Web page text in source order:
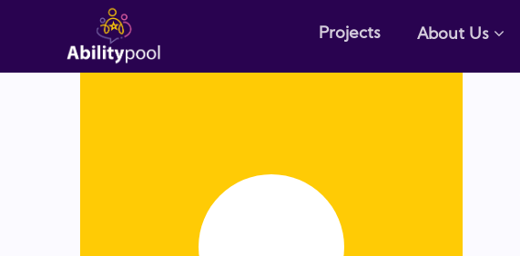
Projects About Us